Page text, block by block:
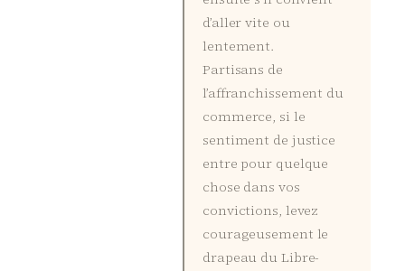
d’aller vite ou
lentement.
Partisans de
l’affranchissement du
commerce, si le
sentiment de justice
entre pour quelque
chose dans vos
convictions, levez
courageusement le
drapeau du Libre-